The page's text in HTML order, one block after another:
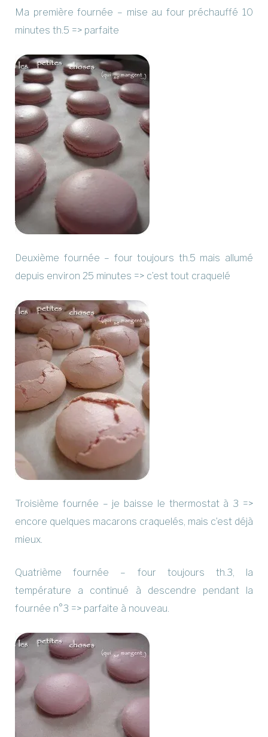
Ma première fournée – mise au four préchauffé 10
minutes th.5 => parfaite
Deuxième fournée – four toujours th.5 mais allumé
depuis environ 25 minutes => c’est tout craquelé
Troisième fournée – je baisse le thermostat à 3 =>
encore quelques macarons craquelés, mais c’est déjà
mieux.
Quatrième fournée – four toujours th.3, la
température a continué à descendre pendant la
fournée n°3 => parfaite à nouveau.